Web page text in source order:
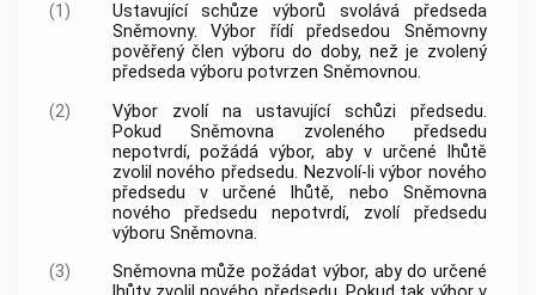
(1)
Ustavující schůze výborů svolává předseda
Sněmovny. Výbor řídí předsedou Sněmovny
pověřený člen výboru do doby, než je zvolený
předseda výboru potvrzen Sněmovnou.
(2)
Výbor zvolí na ustavující schůzi předsedu.
Pokud Sněmovna zvoleného předsedu
nepotvrdí, požádá výbor, aby v určené lhůtě
zvolil nového předsedu. Nezvolí-li výbor nového
předsedu v určené lhůtě, nebo Sněmovna
nového předsedu nepotvrdí, zvolí předsedu
výboru Sněmovna.
(3)
Sněmovna může požádat výbor, aby do určené